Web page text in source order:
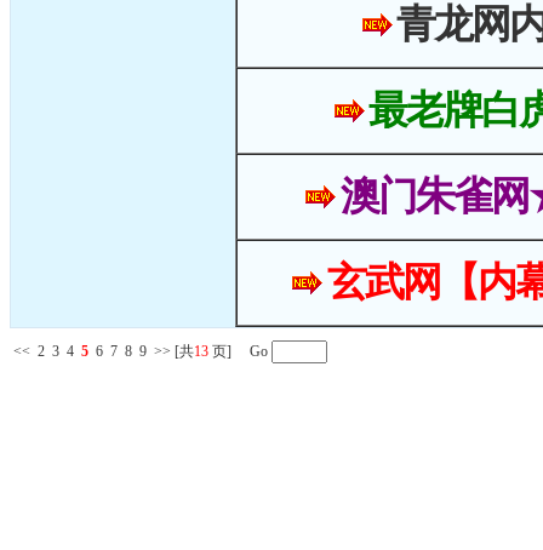
青龙网
最老牌白
澳门朱雀
玄武网【内
<< 2 3 4 5 6 7 8 9 >> [共13 页] Go